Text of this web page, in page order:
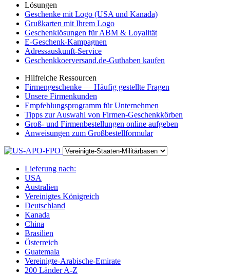
Lösungen
Geschenke mit Logo (USA und Kanada)
Grußkarten mit Ihrem Logo
Geschenklösungen für ABM & Loyalität
E-Geschenk-Kampagnen
Adressauskunft-Service
Geschenkkoerversand.de-Guthaben kaufen
Hilfreiche Ressourcen
Firmengeschenke — Häufig gestellte Fragen
Unsere Firmenkunden
Empfehlungsprogramm für Unternehmen
Tipps zur Auswahl von Firmen-Geschenkkörben
Groß- und Firmenbestellungen online aufgeben
Anweisungen zum Großbestellformular
Lieferung nach:
USA
Australien
Vereinigtes Königreich
Deutschland
Kanada
China
Brasilien
Österreich
Guatemala
Vereinigte-Arabische-Emirate
200 Länder A-Z